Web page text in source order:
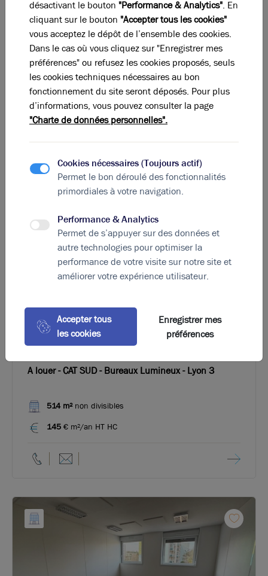
Diagnostic DPE en cours
B C D E F G
Indice d'émission de gaz à effet de serre
Diagnostic GES en cours
La perle rare pour votreprojet immobilier
Ces offres peuvent vous intéresser !
Photos (5)
A louer - CAT SUD - Bureaux Lumineux - Lyon 3
514 m²non divisibles
145 € m²/an HT HC
désactivant le bouton "Performance & Analytics". En
cliquant sur le bouton "Accepter tous les cookies"
vous acceptez le dépôt de l’ensemble des cookies.
Dans le cas où vous cliquez sur "Enregistrer mes
préférences" ou refusez les cookies proposés, seuls
les cookies techniques nécessaires au bon
fonctionnement du site seront déposés. Pour plus
d’informations, vous pouvez consulter la page
"Charte de données personnelles".
Cookies nécessaires (Toujours actif)
Permet le bon déroulé des fonctionnalités
primordiales à votre navigation.
Performance & Analytics
Permet de s’appuyer sur des données et
autre technologies pour optimiser la
performance de votre visite sur notre site et
améliorer votre expérience utilisateur.
Accepter tous
les cookies
Enregistrer mes
préférences